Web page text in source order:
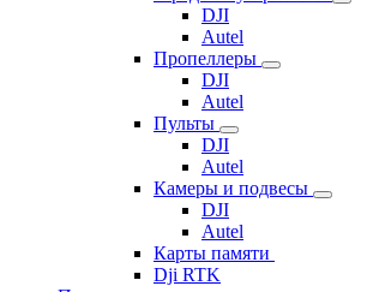
DJI
Autel
Пропеллеры
DJI
Autel
Пульты
DJI
Autel
Камеры и подвесы
DJI
Autel
Карты памяти
Dji RTK